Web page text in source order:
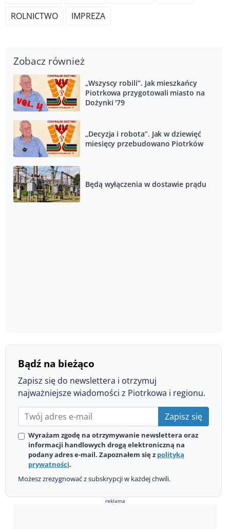
ROLNICTWO
IMPREZA
Zobacz również
„Wszyscy robili”. Jak mieszkańcy
Piotrkowa przygotowali miasto na
Dożynki '79
„Decyzja i robota”. Jak w dziewięć
miesięcy przebudowano Piotrków
Będą wyłączenia w dostawie prądu
Bądź na bieżąco
Zapisz się do newslettera i otrzymuj
najważniejsze wiadomości z Piotrkowa i regionu.
Zapisz się
Wyrażam zgodę na otrzymywanie newslettera oraz
informacji handlowych drogą elektroniczną na
podany adres e-mail. Zapoznałem się z polityką
prywatności.
Możesz zrezygnować z subskrypcji w każdej chwili.
reklama